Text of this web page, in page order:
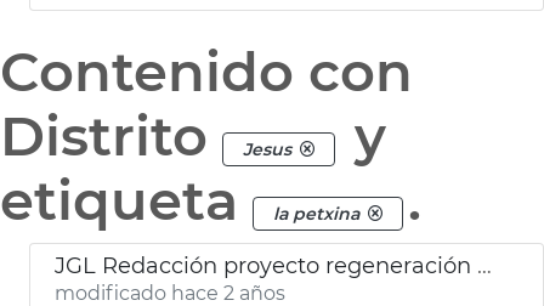
Contenido con
Distrito
Jesus
y
etiqueta
la petxina .
JGL Redacción proyecto regeneración Pérez Galdós y Giorgeta
modificado hace 2 años